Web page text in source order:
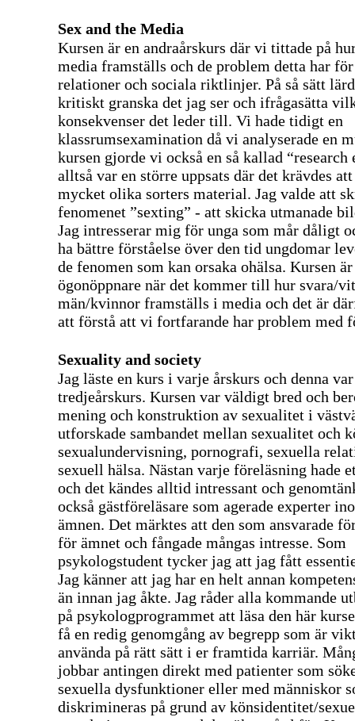
Sex and the Media
Kursen är en andraårskurs där vi tittade på
media framställs och de problem detta har
relationer och sociala riktlinjer. På så sätt
kritiskt granska det jag ser och ifrågasätta
konsekvenser det leder till. Vi hade tidigt en
klassrumsexamination då vi analyserade en
kursen gjorde vi också en så kallad “research
alltså var en större uppsats där det krävdes
mycket olika sorters material. Jag valde att
fenomenet ”sexting” - att skicka utmanade
Jag intresserar mig för unga som mår dåligt
ha bättre förståelse över den tid ungdomar
de fenomen som kan orsaka ohälsa. Kursen
ögonöppnare när det kommer till hur svara/
män/kvinnor framställs i media och det är
att förstå att vi fortfarande har problem med
Sexuality and society
Jag läste en kurs i varje årskurs och denna
tredjeårskurs. Kursen var väldigt bred och
mening och konstruktion av sexualitet i
utforskade sambandet mellan sexualitet och
sexualundervisning, pornografi, sexuella
sexuell hälsa. Nästan varje föreläsning hade
och det kändes alltid intressant och
också gästföreläsare som agerade experter
ämnen. Det märktes att den som ansvarade
för ämnet och fångade mångas intresse. Som
psykologstudent tycker jag att jag fått
Jag känner att jag har en helt annan
än innan jag åkte. Jag råder alla kommande
på psykologprogrammet att läsa den här
få en redig genomgång av begrepp som är
använda på rätt sätt i er framtida karriär.
jobbar antingen direkt med patienter som
sexuella dysfunktioner eller med människor
diskrimineras på grund av könsidentitet/